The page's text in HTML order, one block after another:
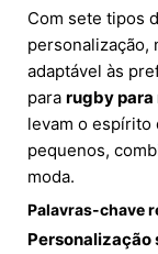
Com sete tipos
personalização,
adaptável às
para rugby para
levam o espírito
pequenos,
moda.
Palavras-chave
Personalização